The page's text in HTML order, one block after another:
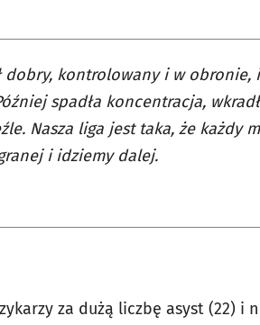
dobry, kontrolowany i w
spadła koncentracja,
Nasza liga jest taka, że każdy
i idziemy dalej.
za dużą liczbę asyst (22) i